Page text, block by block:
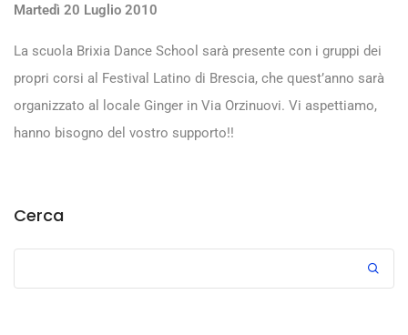
Martedì 20 Luglio 2010
La scuola Brixia Dance School sarà presente con i gruppi dei
propri corsi al Festival Latino di Brescia, che quest’anno sarà
organizzato al locale Ginger in Via Orzinuovi. Vi aspettiamo,
hanno bisogno del vostro supporto!!
Cerca